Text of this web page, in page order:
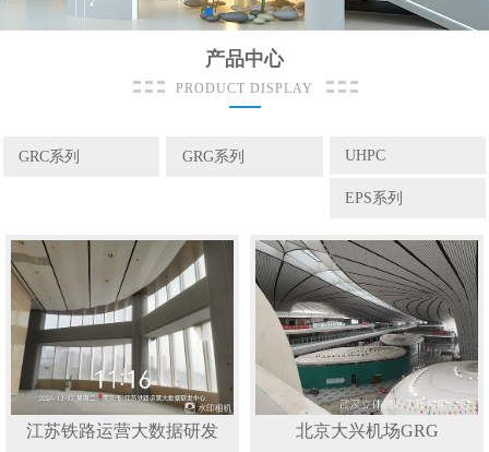
产品中心
PRODUCT DISPLAY
GRC系列 GRG系列 UHPC
EPS系列
江苏铁路运营大数据研发 北京大兴机场GRG